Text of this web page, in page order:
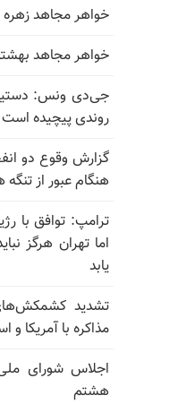
خواهر مجاهد زهره
خواهر مجاهد
جی‌دی ونس:
روندی پیچیده
گزارش وقوع دو
هنگام عبور از تنگه
ترامپ: توافق با
اما تهران هرگز
یابد
تشدید
مذاکره با آمریکا و
اجلاس شورای
هشتم